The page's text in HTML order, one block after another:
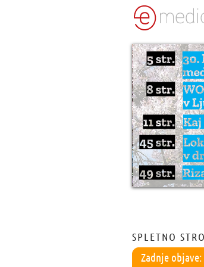
SPLETNO
Zadnje objave: